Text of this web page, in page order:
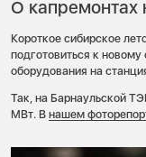
О капремонтах
Короткое сибирское
подготовиться к новому
оборудования на
Так, на Барнаульской
МВт. Внашем